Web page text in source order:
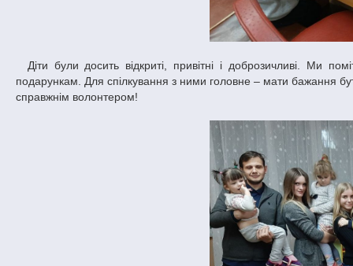
Діти були досить відкриті, привітні і доброзичливі. Ми помітили, що вони раді будь-якому гостю набагато більше, ніж матеріальним
подарункам. Для спілкування з ними головне – мати бажання
справжнім волонтером!